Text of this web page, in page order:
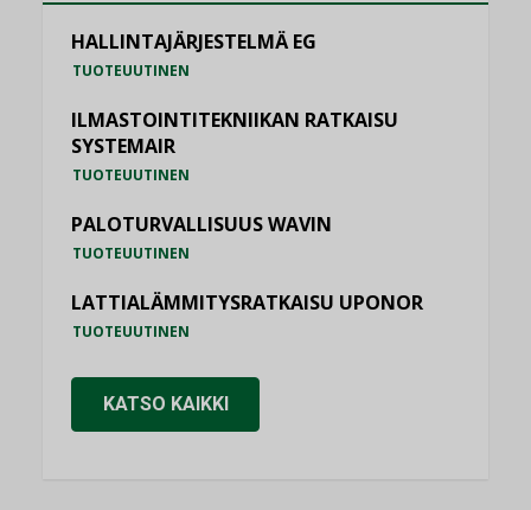
HALLINTAJÄRJESTELMÄ EG
TUOTEUUTINEN
ILMASTOINTITEKNIIKAN RATKAISU
SYSTEMAIR
TUOTEUUTINEN
PALOTURVALLISUUS WAVIN
TUOTEUUTINEN
LATTIALÄMMITYSRATKAISU UPONOR
TUOTEUUTINEN
KATSO KAIKKI